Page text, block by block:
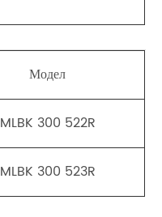
Модел
MLBK 300 522R
MLBK 300 523R